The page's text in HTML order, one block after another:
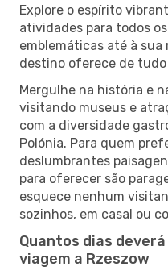
Explore o espírito
atividades para todos
emblemáticas até à
destino oferece de tudo
Mergulhe na história e
visitando museus e
com a diversidade
Polónia. Para quem
deslumbrantes
para oferecer são
esquece nenhum
sozinhos, em casal ou
Quantos dias
viagem a Rzeszow